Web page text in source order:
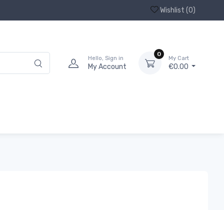
Wishlist (0)
Hello, Sign in
My Account
0
My Cart
€0.00